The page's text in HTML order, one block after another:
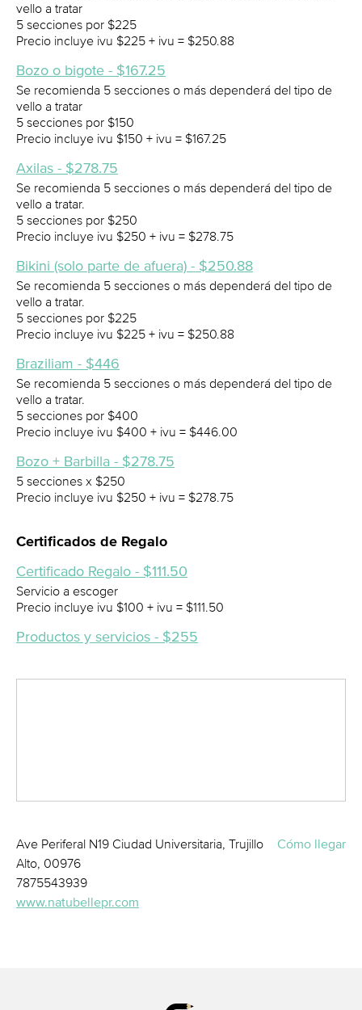
vello a tratar
5 secciones por $225
Precio incluye ivu $225 + ivu = $250.88
Bozo o bigote - $167.25
Se recomienda 5 secciones o más dependerá del tipo de
vello a tratar
5 secciones por $150
Precio incluye ivu $150 + ivu = $167.25
Axilas - $278.75
Se recomienda 5 secciones o más dependerá del tipo de
vello a tratar.
5 secciones por $250
Precio incluye ivu $250 + ivu = $278.75
Bikini (solo parte de afuera) - $250.88
Se recomienda 5 secciones o más dependerá del tipo de
vello a tratar.
5 secciones por $225
Precio incluye ivu $225 + ivu = $250.88
Braziliam - $446
Se recomienda 5 secciones o más dependerá del tipo de
vello a tratar.
5 secciones por $400
Precio incluye ivu $400 + ivu = $446.00
Bozo + Barbilla - $278.75
5 secciones x $250
Precio incluye ivu $250 + ivu = $278.75
Certificados de Regalo
Certificado Regalo - $111.50
Servicio a escoger
Precio incluye ivu $100 + ivu = $111.50
Productos y servicios - $255
Cómo llegar
Ave Periferal N19 Ciudad Universitaria, Trujillo
Alto, 00976
7875543939
www.natubellepr.com